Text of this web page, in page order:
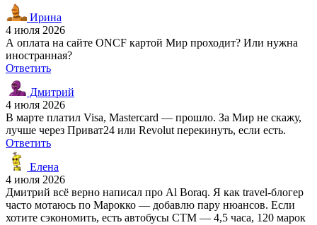
Ирина
4 июля 2026
А оплата на сайте ONCF картой Мир проходит? Или нужна
иностранная?
Ответить
Дмитрий
4 июля 2026
В марте платил Visa, Mastercard — прошло. За Мир не скажу,
лучше через Приват24 или Revolut перекинуть, если есть.
Ответить
Елена
4 июля 2026
Дмитрий всё верно написал про Al Boraq. Я как travel-блогер
часто мотаюсь по Марокко — добавлю пару нюансов. Если
хотите сэкономить, есть автобусы CTM — 4,5 часа, 120 марок